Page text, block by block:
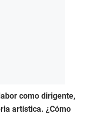
como dirigente,
artística. ¿Cómo